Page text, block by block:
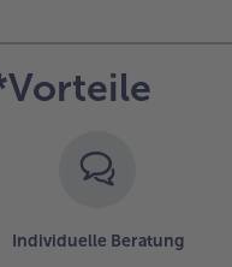
Individuelle Beratung